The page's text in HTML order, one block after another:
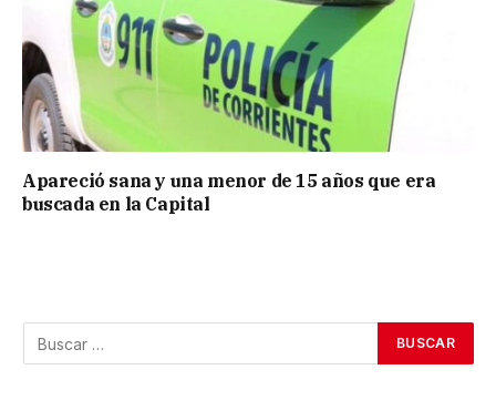
Apareció sana y una menor de 15 años que era
buscada en la Capital